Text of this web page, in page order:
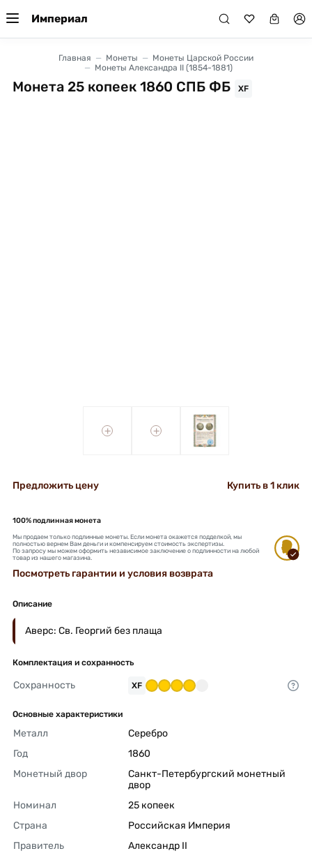
Империал
Главная Монеты
Монеты Царской России
Монеты Александра II (1854-1881)
Монета 25 копеек 1860 СПБ ФБ XF
+ +
Предложить цену Купить в 1 клик
100% подлинная монета
Мы продаем только подлинные монеты. Если монета окажется подделкой, мы
полностью вернем Вам деньги и компенсируем стоимость экспертизы.
По запросу мы можем оформить независимое заключение о подлинности на любой
товар из нашего магазина.
Посмотреть гарантии и условия возврата
Описание
Аверс: Св. Георгий без плаща
Комплектация и сохранность
Сохранность XF
Основные характеристики
Металл
Серебро
Год
1860
Монетный двор
Санкт-Петербургский монетный
двор
Номинал
25 копеек
Страна
Российская Империя
Правитель
Александр II